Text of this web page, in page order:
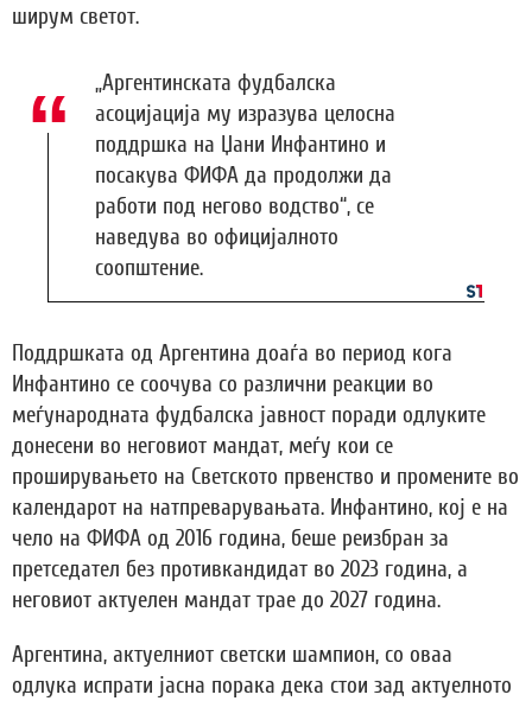
ширум светот.
„Аргентинската фудбалска
асоцијација му изразува целосна
поддршка на Џани Инфантино и
посакува ФИФА да продолжи да
работи под негово водство“, се
наведува во официјалното
соопштение.
Поддршката од Аргентина доаѓа во период кога
Инфантино се соочува со различни реакции во
меѓународната фудбалска јавност поради одлуките
донесени во неговиот мандат, меѓу кои се
проширувањето на Светското првенство и промените во
календарот на натпреварувањата. Инфантино, кој е на
чело на ФИФА од 2016 година, беше реизбран за
претседател без противкандидат во 2023 година, а
неговиот актуелен мандат трае до 2027 година.
Аргентина, актуелниот светски шампион, со оваа
одлука испрати јасна порака дека стои зад актуелното